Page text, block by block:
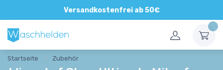
Versandkostenfrei ab 50€
Direkte und persönliche Beratung
Startseite Zubehör